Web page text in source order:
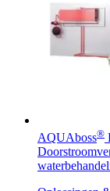
Contact
AQUAboss®